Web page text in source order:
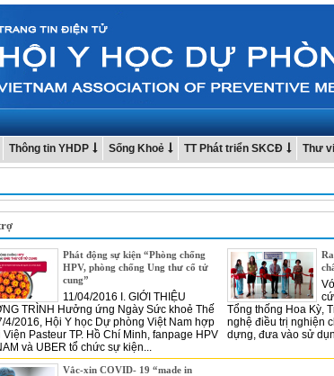
Thông tin YHDP Sống Khoẻ TT Phát triển SKCĐ Thư
Phát động sự kiện “Phòng chống
HPV, phòng chống Ung thư cổ tử
cung”
11/04/2016 I. GIỚI THIỆU
TRÌNH Hưởng ứng Ngày Sức khoẻ Thế
4/2016, Hội Y học Dự phòng Việt Nam hợp
Viện Pasteur TP. Hồ Chí Minh, fanpage HPV
và UBER tổ chức sự kiện...
Tổng thống Hoa Kỳ,
nghệ điều trị nghiện
dựng, đưa vào sử
Vắc-xin COVID- 19 “made in